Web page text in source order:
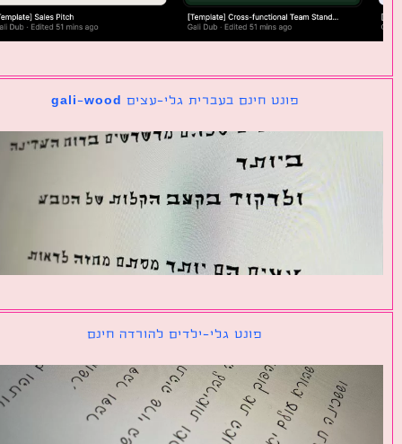
פונט חינם בעברית גלי-עצים gali-wood
פונט גלי-ילדים להורדה חינם